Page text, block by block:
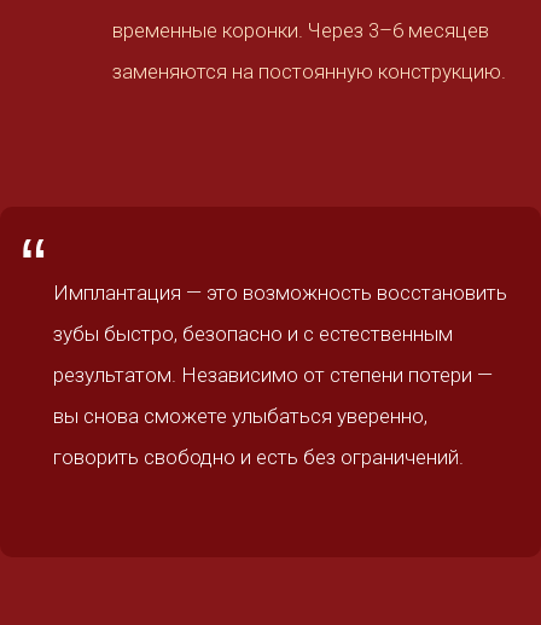
временные коронки. Через 3–6 месяцев
заменяются на постоянную конструкцию.
“ Имплантация — это возможность восстановить
зубы быстро, безопасно и с естественным
результатом. Независимо от степени потери —
вы снова сможете улыбаться уверенно,
говорить свободно и есть без ограничений.